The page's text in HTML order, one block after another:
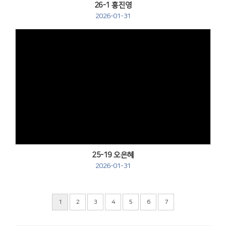
26-1 홍진영
2026-01-31
25-19 오은혜
2026-01-31
1 2 3 4 5 6 7